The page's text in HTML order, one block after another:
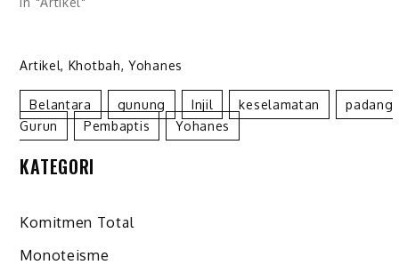
Artikel, Khotbah,Yohanes
Belantara Gunung Injil Keselamatan
Padang
Gurun
Pembaptis Yohanes
KATEGORI
Komitmen Total
Monoteisme